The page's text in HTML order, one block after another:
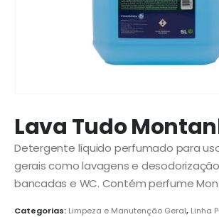
Lava Tudo
Detergente líquido perfumado para
gerais como lavagens e
bancadas e WC. Contém perfume
Categorias: Limpeza e Manutenção Geral, Linha